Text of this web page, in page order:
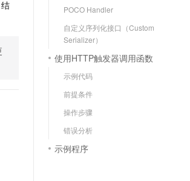
POCO Handler
自定义序列化接口（Custom
Serializer）
使用HTTP触发器调用函数
示例代码
前提条件
操作步骤
错误分析
示例程序
离线语音合成大模型，多语言方言自适应，低延迟高稳定
Cosyvoice-V3-Flash
Fun-ASR
持集中和分布式
大数据开发治理平台 DataWorks
快速生产连贯的高质量长漫剧
10 分钟搭建微信、支付宝小程序
材 从基础到进阶，Agent 创客手把手教你
上云场景组合购
云聚AI 严选权益
AI 用量加速计划
合作伙伴培训与认证
查询合作伙伴